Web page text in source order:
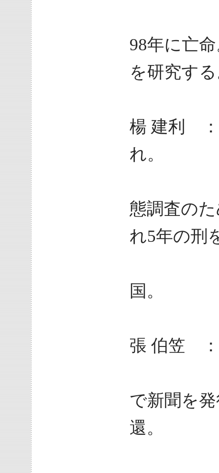
98年に亡
を研究す
楊 建利
れ。
態調査の
れ5年の刑
国。
張 伯笠
で新聞を
還。